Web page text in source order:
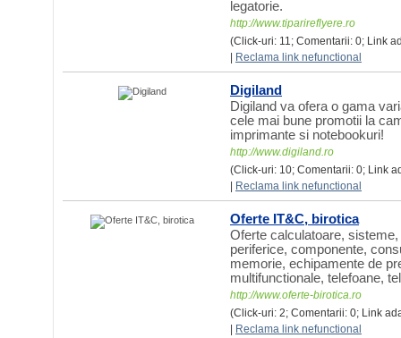
legatorie.
http://www.tiparireflyere.ro
(Click-uri: 11; Comentarii: 0; Link
Reclama link nefunctional
Digiland
Digiland va ofera o gama
cele mai bune promotii la
imprimante si notebookuri!
http://www.digiland.ro
(Click-uri: 10; Comentarii: 0; Link
Reclama link nefunctional
Oferte IT&C, birotica
Oferte calculatoare,
periferice, componente,
memorie, echipamente de
multifunctionale, telefoane,
http://www.oferte-birotica.ro
(Click-uri: 2; Comentarii: 0; Link
Reclama link nefunctional